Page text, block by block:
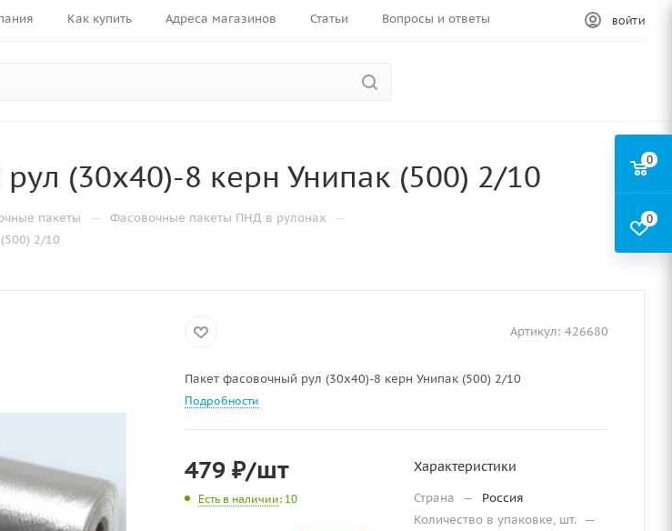
Как купить Адреса магазинов Статьи Вопросы и ответы ВОЙТИ
(30х40)-8 керн Унипак (500) 2/10
пакеты — Фасовочные пакеты ПНД в рулонах —
2/10
Артикул: 426680
Пакет фасовочный рул (30х40)-8 керн Унипак (500) 2/10
Подробности
479₽/шт
Есть в наличии: 10
Характеристики
Страна —
Россия
Количество в упаковке, шт.
—
0
0